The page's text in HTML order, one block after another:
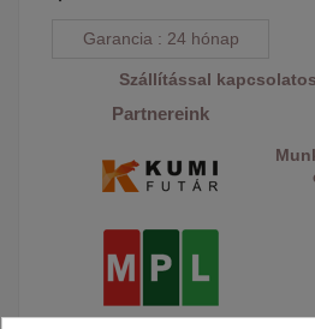
Garancia 24 hónap
Szállítással
Partnereink